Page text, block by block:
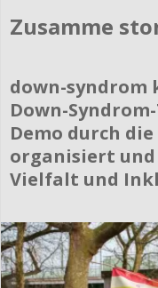
Zusamme
down-syndrom
Down-
Demo durch
organisiert
Vielfalt und